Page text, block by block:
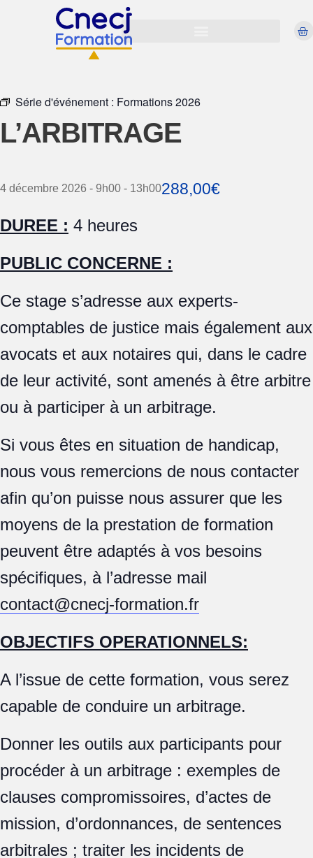
Série d'événement : Formations 2026
L’ARBITRAGE
4 décembre 2026 - 9h00 - 13h00288,00€
DUREE : 4 heures
PUBLIC CONCERNE :
Ce stage s’adresse aux experts-
comptables de justice mais également aux
avocats et aux notaires qui, dans le cadre
de leur activité, sont amenés à être arbitre
ou à participer à un arbitrage.
Si vous êtes en situation de handicap,
nous vous remercions de nous contacter
afin qu’on puisse nous assurer que les
moyens de la prestation de formation
peuvent être adaptés à vos besoins
spécifiques, à l’adresse mail
contact@cnecj-formation.fr
OBJECTIFS OPERATIONNELS:
A l’issue de cette formation, vous serez
capable de conduire un arbitrage.
Donner les outils aux participants pour
procéder à un arbitrage : exemples de
clauses compromissoires, d’actes de
mission, d’ordonnances, de sentences
arbitrales ; traiter les incidents de